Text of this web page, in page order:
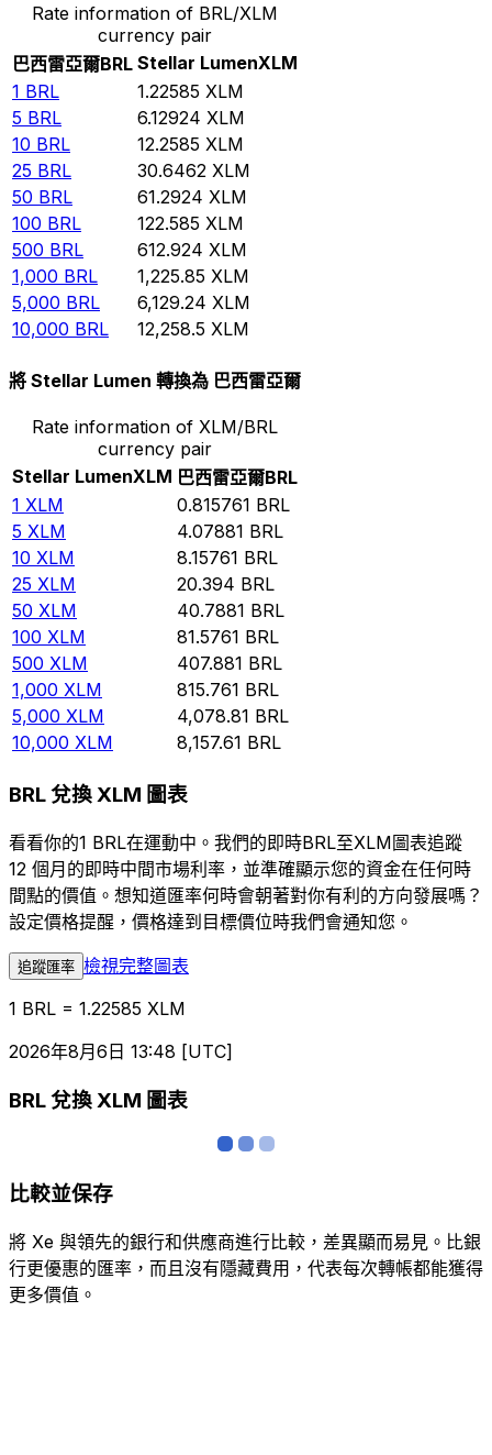
Rate information of BRL/XLM
currency pair
巴西雷亞爾BRL Stellar LumenXLM
1 BRL 1.22585 XLM
5 BRL 6.12924 XLM
10 BRL 12.2585 XLM
25 BRL 30.6462 XLM
50 BRL 61.2924 XLM
100 BRL 122.585 XLM
500 BRL 612.924 XLM
1,000 BRL 1,225.85 XLM
5,000 BRL 6,129.24 XLM
10,000 BRL 12,258.5 XLM
將 Stellar Lumen 轉換為 巴西雷亞爾
Rate information of XLM/BRL
currency pair
Stellar LumenXLM 巴西雷亞爾BRL
1 XLM 0.815761 BRL
5 XLM 4.07881 BRL
10 XLM 8.15761 BRL
25 XLM 20.394 BRL
50 XLM 40.7881 BRL
100 XLM 81.5761 BRL
500 XLM 407.881 BRL
1,000 XLM 815.761 BRL
5,000 XLM 4,078.81 BRL
10,000 XLM 8,157.61 BRL
BRL 兌換 XLM 圖表
看看你的1 BRL在運動中。我們的即時BRL至XLM圖表追蹤
12 個月的即時中間市場利率，並準確顯示您的資金在任何時
間點的價值。想知道匯率何時會朝著對你有利的方向發展嗎？
設定價格提醒，價格達到目標價位時我們會通知您。
追蹤匯率 檢視完整圖表
1 BRL = 1.22585 XLM
2026年8月6日 13:48 [UTC]
BRL 兌換 XLM 圖表
比較並保存
將 Xe 與領先的銀行和供應商進行比較，差異顯而易見。比銀
行更優惠的匯率，而且沒有隱藏費用，代表每次轉帳都能獲得
更多價值。